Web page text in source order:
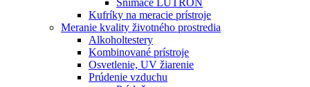
Kufríky na meracie prístroje
Meranie kvality životného prostredia
Alkoholtestery
Kombinované prístroje
Osvetlenie, UV žiarenie
Prúdenie vzduchu